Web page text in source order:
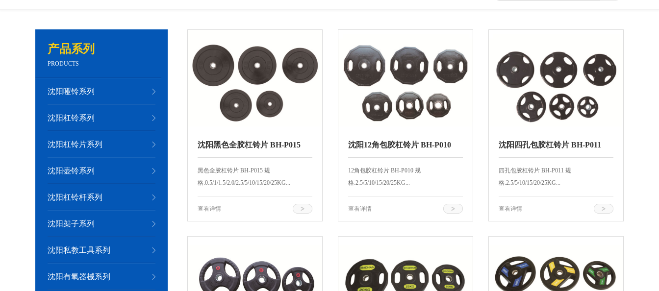
产品系列
PRODUCTS
沈阳哑铃系列
沈阳杠铃系列
沈阳杠铃片系列
沈阳壶铃系列
沈阳杠铃杆系列
沈阳架子系列
沈阳私教工具系列
沈阳有氧器械系列
沈阳黑色全胶杠铃片 BH-P015
黑色全胶杠铃片 BH-P015 规
格:0.5/1/1.5/2.0/2.5/5/10/15/20/25KG...
查看详情
沈阳12角包胶杠铃片 BH-P010
12角包胶杠铃片 BH-P010 规
格:2.5/5/10/15/20/25KG...
查看详情
沈阳四孔包胶杠铃片 BH-P011
四孔包胶杠铃片 BH-P011 规
格:2.5/5/10/15/20/25KG...
查看详情